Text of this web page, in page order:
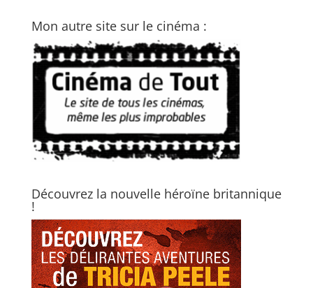
Mon autre site sur le cinéma :
Découvrez la nouvelle héroïne britannique
!